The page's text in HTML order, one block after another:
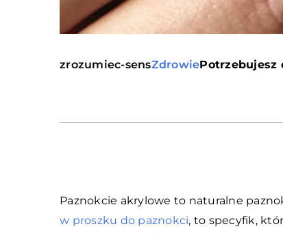
zrozumiec-sensZdrowiePotrzebujesz
Paznokcie akrylowe to naturalne
w proszku do paznokci, to specyfik,